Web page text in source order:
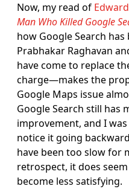
Now, my read of
Man Who Killed Google
how Google Search
Prabhakar Raghavan
have come to replace
charge―makes the
Google Maps issue
Google Search still has
improvement, and I
notice it going
have been too slow for
retrospect, it does
become less satisfying.